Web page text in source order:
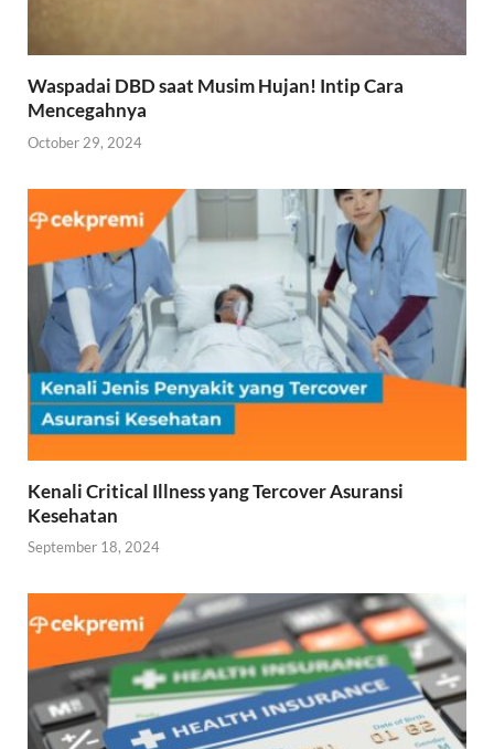
Waspadai DBD saat Musim Hujan! Intip Cara
Mencegahnya
October 29, 2024
Kenali Critical Illness yang Tercover Asuransi
Kesehatan
September 18, 2024